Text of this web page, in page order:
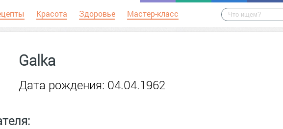
Красота Здоровье Мастер-класс
Galka
Дата рождения: 04.04.1962